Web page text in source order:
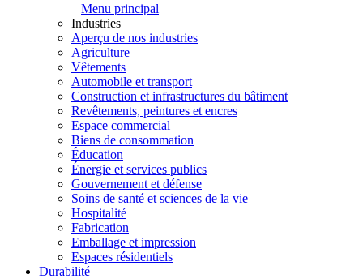
Menu principal
Industries
Aperçu de nos industries
Agriculture
Vêtements
Automobile et transport
Construction et infrastructures du bâtiment
Revêtements, peintures et encres
Espace commercial
Biens de consommation
Éducation
Énergie et services publics
Gouvernement et défense
Soins de santé et sciences de la vie
Hospitalité
Fabrication
Emballage et impression
Espaces résidentiels
Durabilité